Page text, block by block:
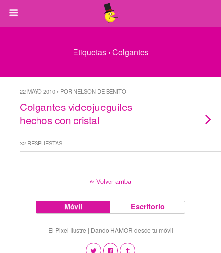
Etiquetas › Colgantes
22 MAYO 2010 • POR NELSON DE BENITO
Colgantes videojueguiles
hechos con cristal
32 RESPUESTAS
Volver arriba
Móvil Escritorio
El Pixel Ilustre | Dando HAMOR desde tu móvil